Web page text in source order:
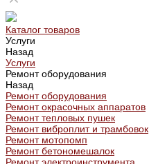
Каталог товаров
Услуги
Назад
Услуги
Ремонт оборудования
Назад
Ремонт оборудования
Ремонт окрасочных аппаратов
Ремонт тепловых пушек
Ремонт виброплит и трамбовок
Ремонт мотопомп
Ремонт бетономешалок